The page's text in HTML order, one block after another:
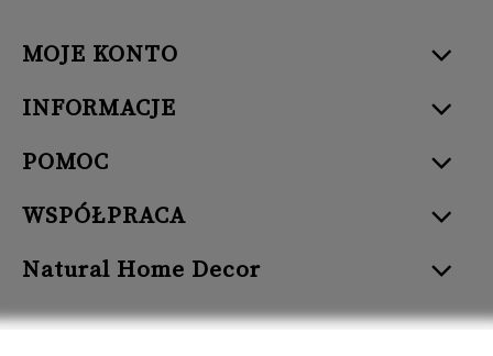
MOJE KONTO
INFORMACJE
POMOC
WSPÓŁPRACA
Natural Home Decor